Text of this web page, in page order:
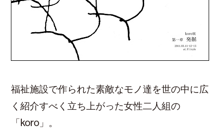
福祉施設で作られた素敵なモノ達を世の中に広
く紹介すべく立ち上がった女性二人組の
「koro」。